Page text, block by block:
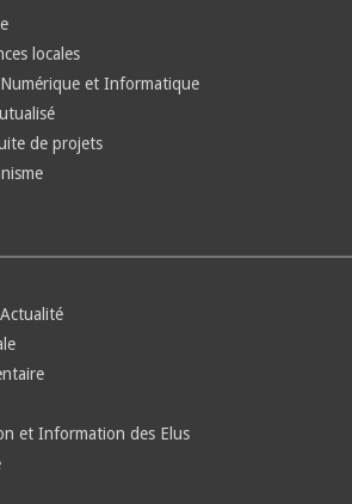
locales
et Informatique
de projets
et Information des Elus